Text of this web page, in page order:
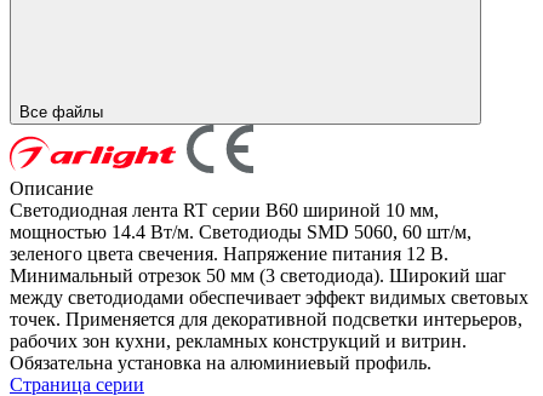
Все файлы
Описание
Светодиодная лента RT серии B60 шириной 10 мм,
мощностью 14.4 Вт/м. Светодиоды SMD 5060, 60 шт/м,
зеленого цвета свечения. Напряжение питания 12 В.
Минимальный отрезок 50 мм (3 светодиода). Широкий шаг
между светодиодами обеспечивает эффект видимых световых
точек. Применяется для декоративной подсветки интерьеров,
рабочих зон кухни, рекламных конструкций и витрин.
Обязательна установка на алюминиевый профиль.
Страница серии